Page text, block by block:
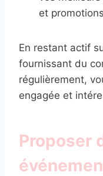
et
En restant actif
fournissant du
régulièrement,
engagée et
Proposer